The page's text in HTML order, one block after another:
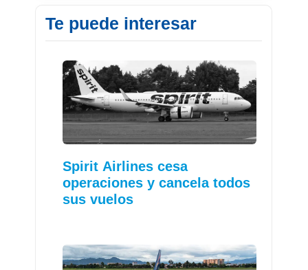
Te puede interesar
Spirit Airlines cesa
operaciones y cancela todos
sus vuelos